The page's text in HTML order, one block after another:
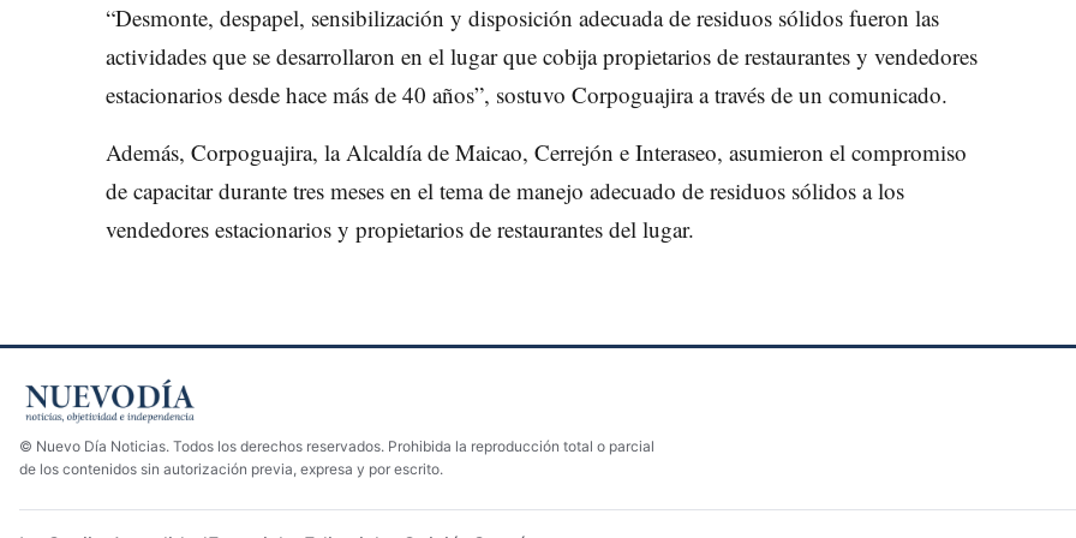
“Desmonte, despapel, sensibilización y disposición adecuada de residuos sólidos fueron las
actividades que se desarrollaron en el lugar que cobija propietarios de restaurantes y vendedores
estacionarios desde hace más de 40 años”, sostuvo Corpoguajira a través de un comunicado.
Además, Corpoguajira, la Alcaldía de Maicao, Cerrejón e Interaseo, asumieron el compromiso
de capacitar durante tres meses en el tema de manejo adecuado de residuos sólidos a los
vendedores estacionarios y propietarios de restaurantes del lugar.
© Nuevo Día Noticias. Todos los derechos reservados. Prohibida la reproducción total o parcial
de los contenidos sin autorización previa, expresa y por escrito.